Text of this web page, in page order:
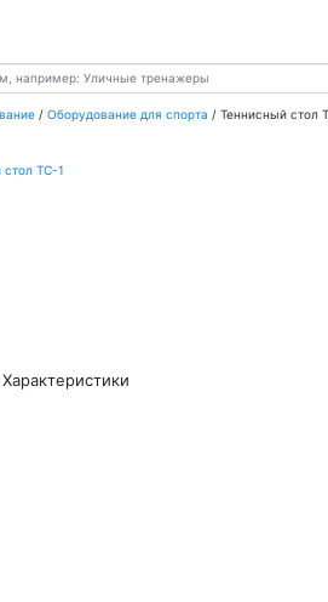
/ Оборудование для спорта / Теннисный стол